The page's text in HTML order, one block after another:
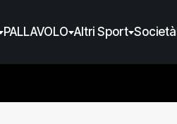
PALLAVOLO Altri Sport Società